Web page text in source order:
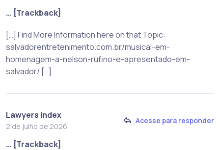
… [Trackback]
[…] Find More Information here on that Topic:
salvadorentretenimento.com.br/musical-em-
homenagem-a-nelson-rufino-e-apresentado-em-
salvador/ […]
Lawyers index
2 de julho de 2026
Acesse para responder
… [Trackback]